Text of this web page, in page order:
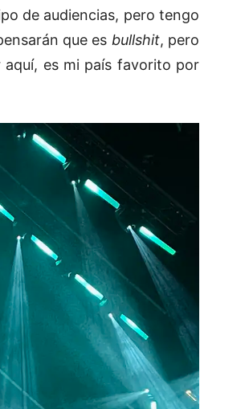
de audiencias, pero tengo
que es bullshit, pero
es mi país favorito por